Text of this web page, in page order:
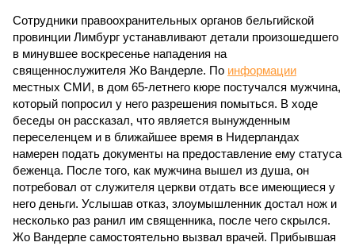
Сотрудники правоохранительных органов бельгийской
провинции Лимбург устанавливают детали произошедшего
в минувшее воскресенье нападения на
священнослужителя Жо Вандерле. По информации
местных СМИ, в дом 65-летнего кюре постучался мужчина,
который попросил у него разрешения помыться. В ходе
беседы он рассказал, что является вынужденным
переселенцем и в ближайшее время в Нидерландах
намерен подать документы на предоставление ему статуса
беженца. После того, как мужчина вышел из душа, он
потребовал от служителя церкви отдать все имеющиеся у
него деньги. Услышав отказ, злоумышленник достал нож и
несколько раз ранил им священника, после чего скрылся.
Жо Вандерле самостоятельно вызвал врачей. Прибывшая